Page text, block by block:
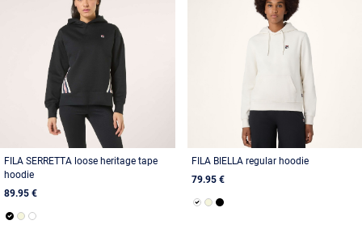
FILA SERRETTA loose heritage tape
hoodie
89.95 €
FILA BIELLA regular hoodie
79.95 €